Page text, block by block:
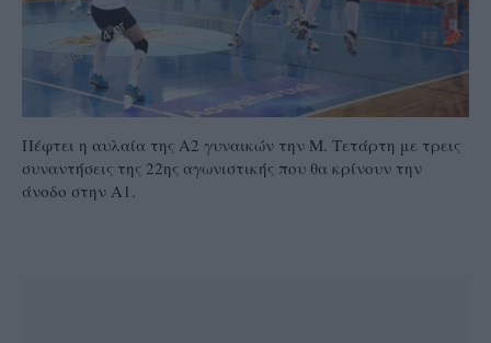
Πέφτει η αυλαία της Α2 γυναικών την Μ. Τετάρτη με τρεις
συναντήσεις της 22ης αγωνιστικής που θα κρίνουν την
άνοδο στην Α1.